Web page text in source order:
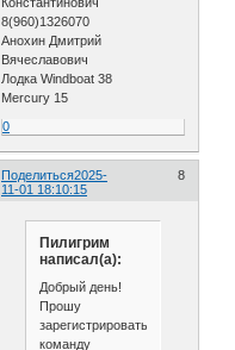
8(960)1326070
Анохин Дмитрий
Вячеславович
Лодка Windboat 38
Mercury 15
0
Поделиться 8
2025-
11-01 18:10:15
Пилигрим
написал(а):
Добрый день!
Прошу
зарегистрировать
команду